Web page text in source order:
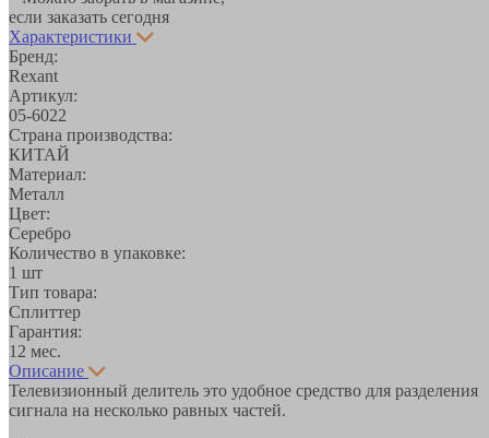
если заказать сегодня
Характеристики
Бренд:
Rexant
Артикул:
05-6022
Страна производства:
КИТАЙ
Материал:
Металл
Цвет:
Серебро
Количество в упаковке:
1 шт
Тип товара:
Сплиттер
Гарантия:
12 мес.
Описание
Телевизионный делитель это удобное средство для разделения
сигнала на несколько равных частей.